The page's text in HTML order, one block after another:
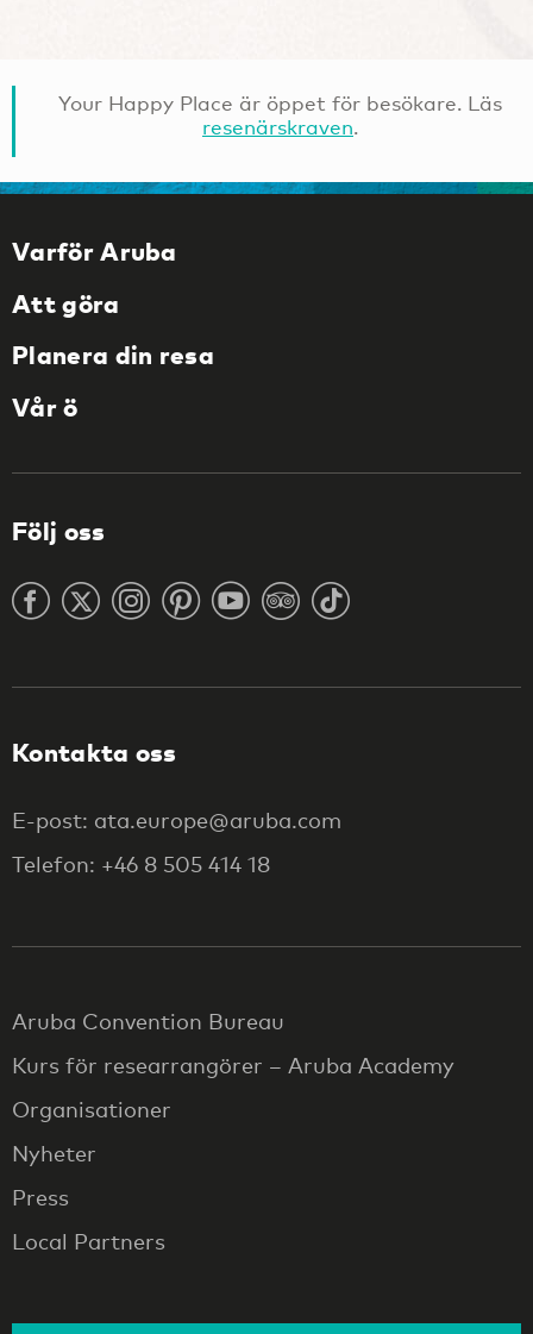
Your Happy Place är öppet för besökare. Läs
resenärskraven.
Varför Aruba
Att göra
Planera din resa
Vår ö
Följ oss
Kontakta oss
E-post: ata.europe@aruba.com
Telefon: +46 8 505 414 18
Aruba Convention Bureau
Kurs för researrangörer – Aruba Academy
Organisationer
Nyheter
Press
Local Partners